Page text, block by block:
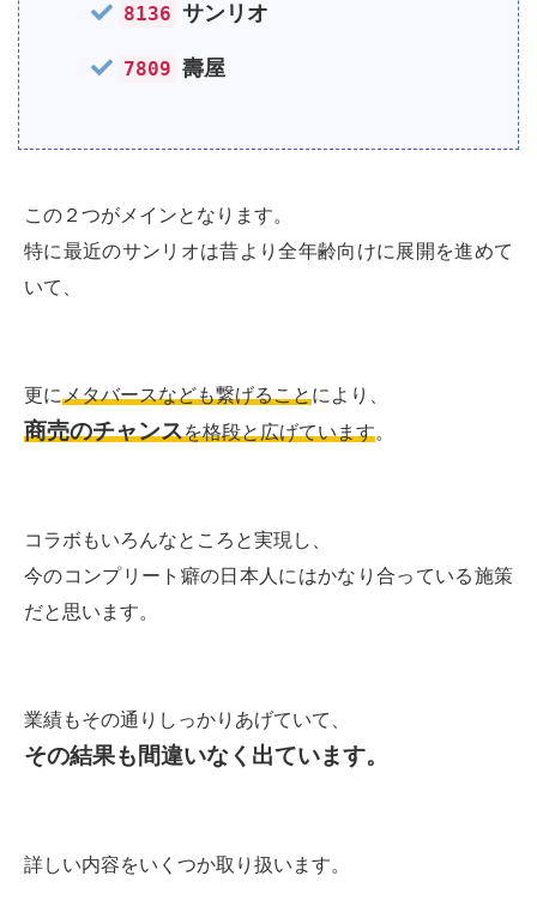
8136 サンリオ
7809 壽屋
この２つがメインとなります。
特に最近のサンリオは昔より全年齢向けに展開を進めて
いて、
更にメタバースなども繋げることにより、
商売のチャンスを格段と広げています。
コラボもいろんなところと実現し、
今のコンプリート癖の日本人にはかなり合っている施策
だと思います。
業績もその通りしっかりあげていて、
その結果も間違いなく出ています。
詳しい内容をいくつか取り扱います。